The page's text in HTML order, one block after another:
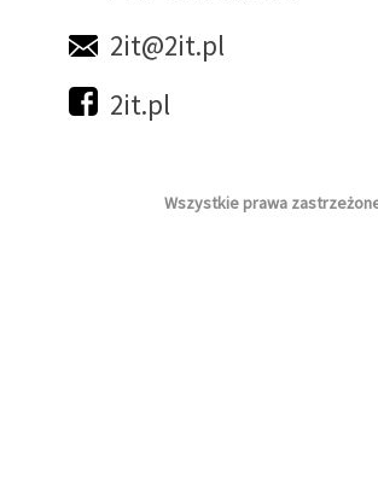
2it@2it.pl
2it.pl
Wszystkie prawa